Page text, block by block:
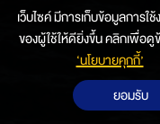
เว็บไซค์ มีการเก็บข้อมูลการ
ของผู้ใช้ให้ดียิ่งขึ้น คลิกเพื่อดู
‘นโยบายคุกกี้’
ยอมรับ